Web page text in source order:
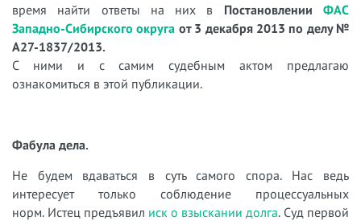
время найти ответы на них в ПостановленииФАС
Западно-Сибирского округа от 3 декабря 2013 по делу №
А27-1837/2013.
С ними и с самим судебным актом предлагаю
ознакомиться в этой публикации.
Фабула дела.
Не будем вдаваться в суть самого спора. Нас ведь
интересует только соблюдение процессуальных
норм. Истец предъявил иск о взыскании долга. Суд первой